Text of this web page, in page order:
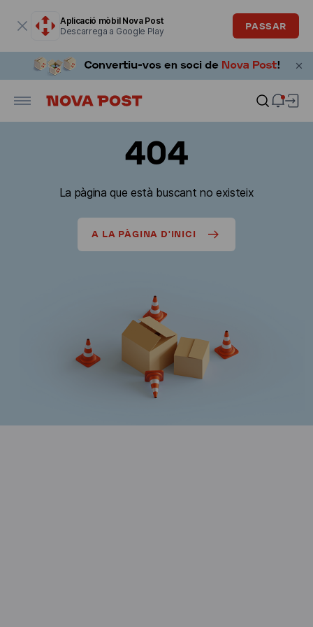
Aplicació mòbil Nova Post
Descarrega a Google Play
PASSAR
404
La pàgina que està buscant no existeix
A LA PÀGINA D'INICI